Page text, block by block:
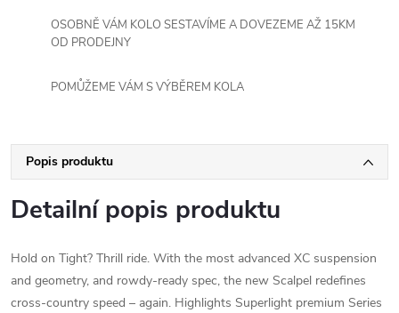
OSOBNĚ VÁM KOLO SESTAVÍME A DOVEZEME AŽ 15KM
OD PRODEJNY
POMŮŽEME VÁM S VÝBĚREM KOLA
Popis produktu
Detailní popis produktu
Hold on Tight? Thrill ride. With the most advanced XC suspension
and geometry, and rowdy-ready spec, the new Scalpel redefines
cross-country speed – again. Highlights Superlight premium Series